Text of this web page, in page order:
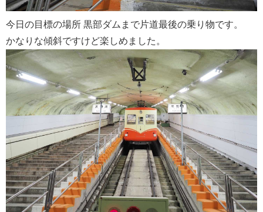
今日の目標の場所 黒部ダムまで片道最後の乗り物です。
かなりな傾斜ですけど楽しめました。